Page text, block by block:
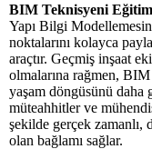
BIM Teknisyeni
Yapı Bilgi
noktalarını kolayca
araçtır. Geçmiş inşaat
olmalarına rağmen,
yaşam döngüsünü daha
müteahhitler ve
şekilde gerçek zamanlı,
olan bağlamı sağlar.